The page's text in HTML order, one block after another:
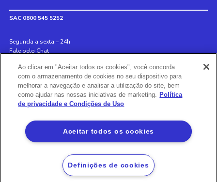
SAC 0800 545 5252
Segunda a sexta – 24h
Fale pelo Chat
Internacional +55 31 3078 8152
Deficiente auditivo 0800 970 6993
Ouvidoria 0800 726 8889
Banco BS2
Via Olímpia, São Paulo, SP 04547-130, Brasil, 3003-5202
Ao clicar em "Aceitar todos os cookies", você concorda
com o armazenamento de cookies no seu dispositivo para
melhorar a navegação e analisar a utilização do site, bem
como ajudar nas nossas iniciativas de marketing. Política
de privacidade e Condições de Uso
Aceitar todos os cookies
Definições de cookies